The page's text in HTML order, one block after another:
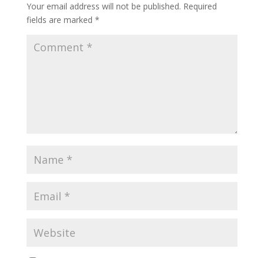
Your email address will not be published. Required
fields are marked *